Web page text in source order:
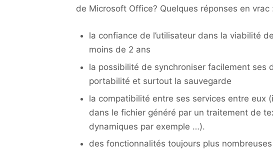
de Microsoft Office? Quelques réponses en vrac
la confiance de l’utilisateur dans la viabilité
moins de 2 ans
la possibilité de synchroniser facilement ses
portabilité et surtout la sauvegarde
la compatibilité entre ses services entre eux
dans le fichier généré par un traitement de
dynamiques par exemple …).
des fonctionnalités toujours plus